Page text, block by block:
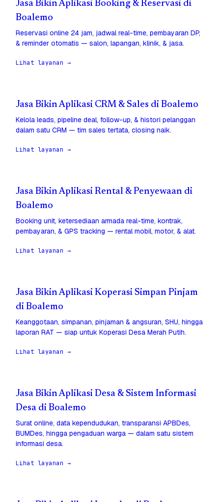
Jasa Bikin Aplikasi Booking & Reservasi di
Boalemo
Reservasi online 24 jam, jadwal real-time, pembayaran DP,
& reminder otomatis — salon, lapangan, klinik, & jasa.
Lihat layanan →
Jasa Bikin Aplikasi CRM & Sales di Boalemo
Kelola leads, pipeline deal, follow-up, & histori pelanggan
dalam satu CRM — tim sales tertata, closing naik.
Lihat layanan →
Jasa Bikin Aplikasi Rental & Penyewaan di
Boalemo
Booking unit, ketersediaan armada real-time, kontrak,
pembayaran, & GPS tracking — rental mobil, motor, & alat.
Lihat layanan →
Jasa Bikin Aplikasi Koperasi Simpan Pinjam
di Boalemo
Keanggotaan, simpanan, pinjaman & angsuran, SHU, hingga
laporan RAT — siap untuk Koperasi Desa Merah Putih.
Lihat layanan →
Jasa Bikin Aplikasi Desa & Sistem Informasi
Desa di Boalemo
Surat online, data kependudukan, transparansi APBDes,
BUMDes, hingga pengaduan warga — dalam satu sistem
informasi desa.
Lihat layanan →